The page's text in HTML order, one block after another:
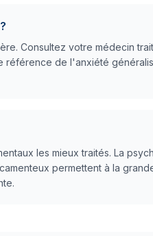
Consultez votre médecin
de l'anxiété
les mieux traités. La
permettent à la